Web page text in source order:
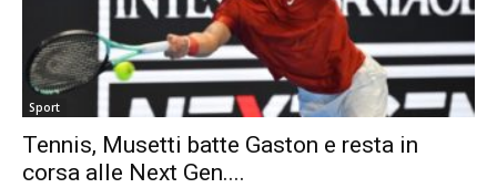
Sport
Tennis, Musetti batte Gaston e resta in
corsa alle Next Gen....